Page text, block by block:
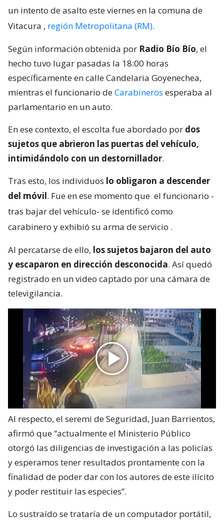
un intento de asalto este viernes en la comuna de
Vitacura , región Metropolitana (RM).
Según información obtenida por Radio Bío Bío, el
hecho tuvo lugar pasadas la 18:00 horas
específicamente en calle Candelaria Goyenechea,
mientras el funcionario deCarabineros esperaba al
parlamentario en un auto.
En ese contexto, el escolta fue abordado por dos
sujetos que abrieron las puertas del vehículo,
intimidándolo con un destornillador.
Tras esto, los individuos lo obligaron a descender
del móvil. Fue en ese momento que el funcionario -
tras bajar del vehículo- se identificó como
carabinero y exhibió su arma de servicio .
Al percatarse de ello, los sujetos bajaron del auto
y escaparon en dirección desconocida. Así quedó
registrado en un video captado por una cámara de
televigilancia.
Al respecto, el seremi de Seguridad, Juan Barrientos,
afirmó que “actualmente el Ministerio Público
otorgó las diligencias de investigación a las policías
y esperamos tener resultados prontamente con la
finalidad de poder dar con los autores de este ilícito
y poder restituir las especies”.
Lo sustraído se trataría de un computador portátil,